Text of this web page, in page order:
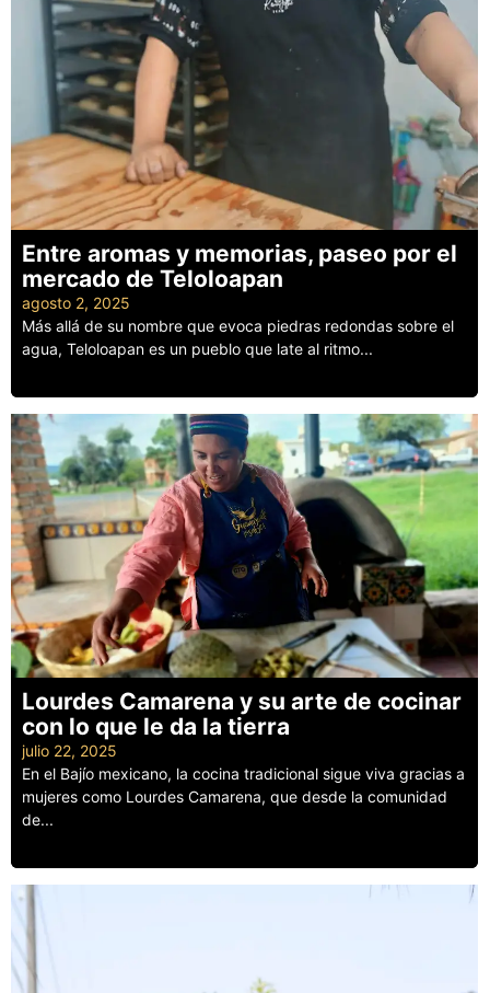
Entre aromas y memorias, paseo por el
mercado de Teloloapan
agosto 2, 2025
Más allá de su nombre que evoca piedras redondas sobre el
agua, Teloloapan es un pueblo que late al ritmo...
Lourdes Camarena y su arte de cocinar
con lo que le da la tierra
julio 22, 2025
En el Bajío mexicano, la cocina tradicional sigue viva gracias a
mujeres como Lourdes Camarena, que desde la comunidad
de...